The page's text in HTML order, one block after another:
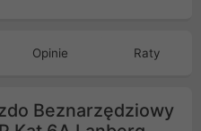
Opinie Raty
Beznarzędziowy